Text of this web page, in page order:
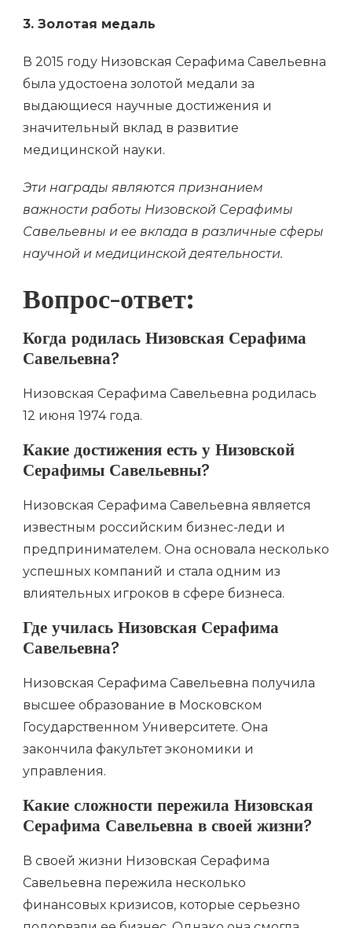
3. Золотая медаль
В 2015 году Низовская Серафима Савельевна
была удостоена золотой медали за
выдающиеся научные достижения и
значительный вклад в развитие
медицинской науки.
Эти награды являются признанием
важности работы Низовской Серафимы
Савельевны и ее вклада в различные сферы
научной и медицинской деятельности.
Вопрос-ответ:
Когда родилась Низовская Серафима
Савельевна?
Низовская Серафима Савельевна родилась
12 июня 1974 года.
Какие достижения есть у Низовской
Серафимы Савельевны?
Низовская Серафима Савельевна является
известным российским бизнес-леди и
предпринимателем. Она основала несколько
успешных компаний и стала одним из
влиятельных игроков в сфере бизнеса.
Где училась Низовская Серафима
Савельевна?
Низовская Серафима Савельевна получила
высшее образование в Московском
Государственном Университете. Она
закончила факультет экономики и
управления.
Какие сложности пережила Низовская
Серафима Савельевна в своей жизни?
В своей жизни Низовская Серафима
Савельевна пережила несколько
финансовых кризисов, которые серьезно